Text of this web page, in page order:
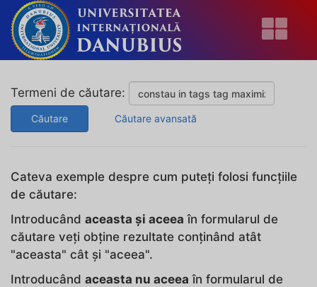
Termeni de căutare:
Căutare Căutare avansată
Cateva exemple despre cum puteți folosi funcțiile
de căutare:
Introducând aceasta și aceea în formularul de
căutare veți obține rezultate conținând atât
"aceasta" cât și "aceea".
Introducând aceasta nu aceea în formularul de